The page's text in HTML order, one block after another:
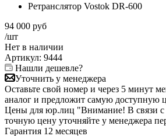
Ретранслятор Vostok DR-600
94 000 руб
/шт
Нет в наличии
Артикул: 9444
Нашли дешевле?
Уточнить у менеджера
Оставьте свой номер и через 5 минут
аналог и предложит самую доступную
Цены для юр.лиц "Внимание! В связи с
точную цену уточняйте у менеджера
Гарантия 12 месяцев